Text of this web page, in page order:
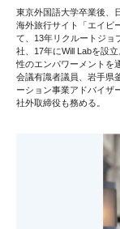
東京外国語大学卒業後、
海外旅行サイト「エイビ
て、13年リクルートジョ
社、17年にWill Labを設
性のエンパワーメントを
会議有識者議員、岩手県
ーション事業アドバイザ
社外取締役も務める。